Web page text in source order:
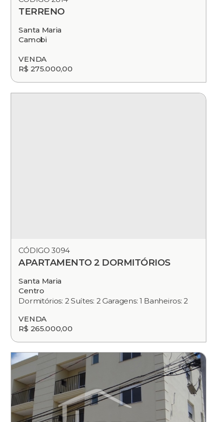
TERRENO
Santa Maria
Camobi
VENDA
R$ 275.000,00
CÓDIGO 3094
APARTAMENTO 2 DORMITÓRIOS
Santa Maria
Centro
Dormitórios: 2 Suítes: 2 Garagens: 1 Banheiros: 2
VENDA
R$ 265.000,00